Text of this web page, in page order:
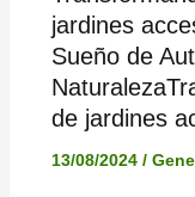
jardines
Sueño de
de jardines
13/08/2024 /